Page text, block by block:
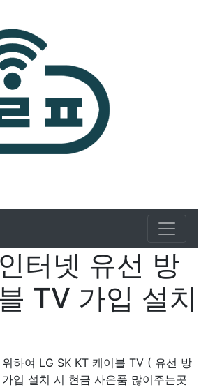
터넷 유선 방
TV 가입 설치
하여 LG SK KT 케이블 TV ( 유선 방
입 설치 시 현금 사은품 많이주는곳